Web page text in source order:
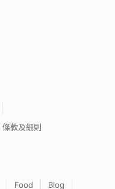
條款及細則
Food Blog